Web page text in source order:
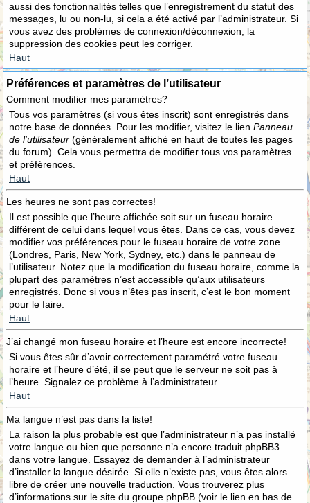
aussi des fonctionnalités telles que l’enregistrement du statut des
messages, lu ou non-lu, si cela a été activé par l’administrateur. Si
vous avez des problèmes de connexion/déconnexion, la
suppression des cookies peut les corriger.
Haut
Préférences et paramètres de l’utilisateur
Comment modifier mes paramètres?
Tous vos paramètres (si vous êtes inscrit) sont enregistrés dans
notre base de données. Pour les modifier, visitez le lien Panneau
de l’utilisateur (généralement affiché en haut de toutes les pages
du forum). Cela vous permettra de modifier tous vos paramètres
et préférences.
Haut
Les heures ne sont pas correctes!
Il est possible que l’heure affichée soit sur un fuseau horaire
différent de celui dans lequel vous êtes. Dans ce cas, vous devez
modifier vos préférences pour le fuseau horaire de votre zone
(Londres, Paris, New York, Sydney, etc.) dans le panneau de
l’utilisateur. Notez que la modification du fuseau horaire, comme la
plupart des paramètres n’est accessible qu’aux utilisateurs
enregistrés. Donc si vous n’êtes pas inscrit, c’est le bon moment
pour le faire.
Haut
J’ai changé mon fuseau horaire et l’heure est encore incorrecte!
Si vous êtes sûr d’avoir correctement paramétré votre fuseau
horaire et l’heure d’été, il se peut que le serveur ne soit pas à
l’heure. Signalez ce problème à l’administrateur.
Haut
Ma langue n’est pas dans la liste!
La raison la plus probable est que l’administrateur n’a pas installé
votre langue ou bien que personne n’a encore traduit phpBB3
dans votre langue. Essayez de demander à l’administrateur
d’installer la langue désirée. Si elle n’existe pas, vous êtes alors
libre de créer une nouvelle traduction. Vous trouverez plus
d’informations sur le site du groupe phpBB (voir le lien en bas de